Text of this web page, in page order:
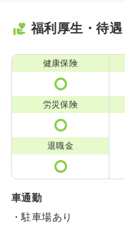
福利厚生・待遇
健康保険
労災保険
退職金
車通勤
・駐車場あり